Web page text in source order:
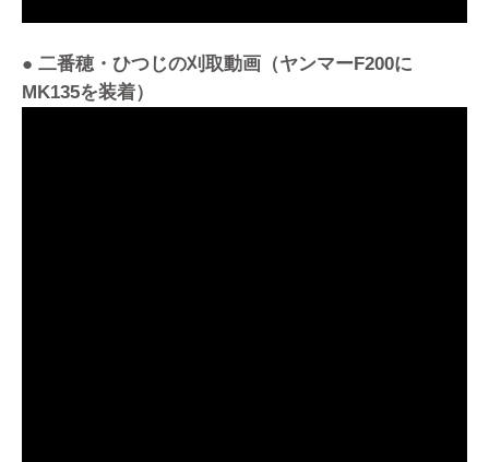
● 二番穂・ひつじの刈取動画（ヤンマーF200に
MK135を装着）